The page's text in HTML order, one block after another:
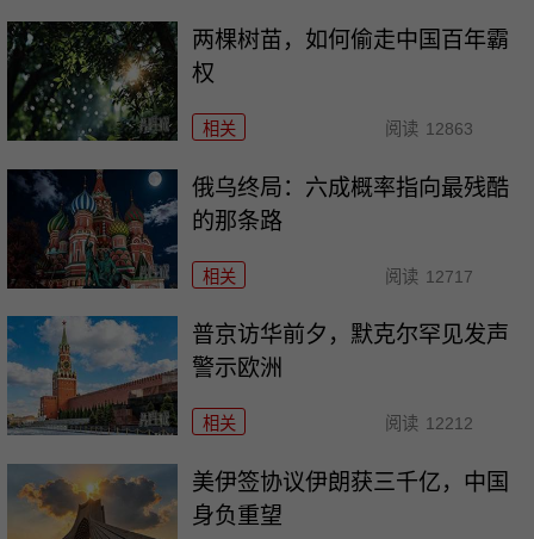
两棵树苗，如何偷走中国百年霸
权
相关 阅读 12863
俄乌终局：六成概率指向最残酷
的那条路
相关 阅读 12717
普京访华前夕，默克尔罕见发声
警示欧洲
相关 阅读 12212
美伊签协议伊朗获三千亿，中国
身负重望